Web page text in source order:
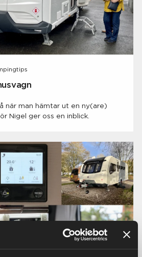
när man hämtar ut en ny(are)
Nigel ger oss en inblick.